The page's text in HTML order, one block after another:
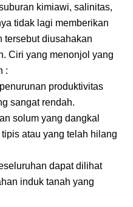
kimiawi, salinitas,
tidak lagi memberikan
tersebut diusahakan
Ciri yang menonjol yang
:
produktivitas
sangat rendah.
solum yang dangkal
atau yang telah hilang
dapat dilihat
induk tanah yang